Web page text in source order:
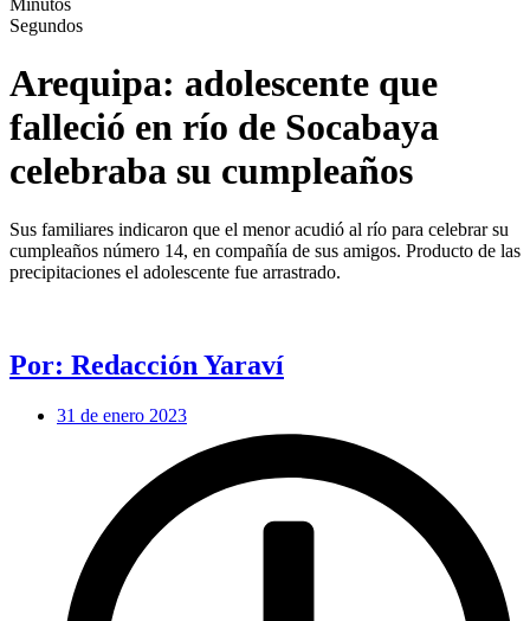
Minutos
Segundos
Arequipa: adolescente que
falleció en río de Socabaya
celebraba su cumpleaños
Sus familiares indicaron que el menor acudió al río para celebrar su
cumpleaños número 14, en compañía de sus amigos. Producto de las
precipitaciones el adolescente fue arrastrado.
Por: Redacción Yaraví
31 de enero 2023